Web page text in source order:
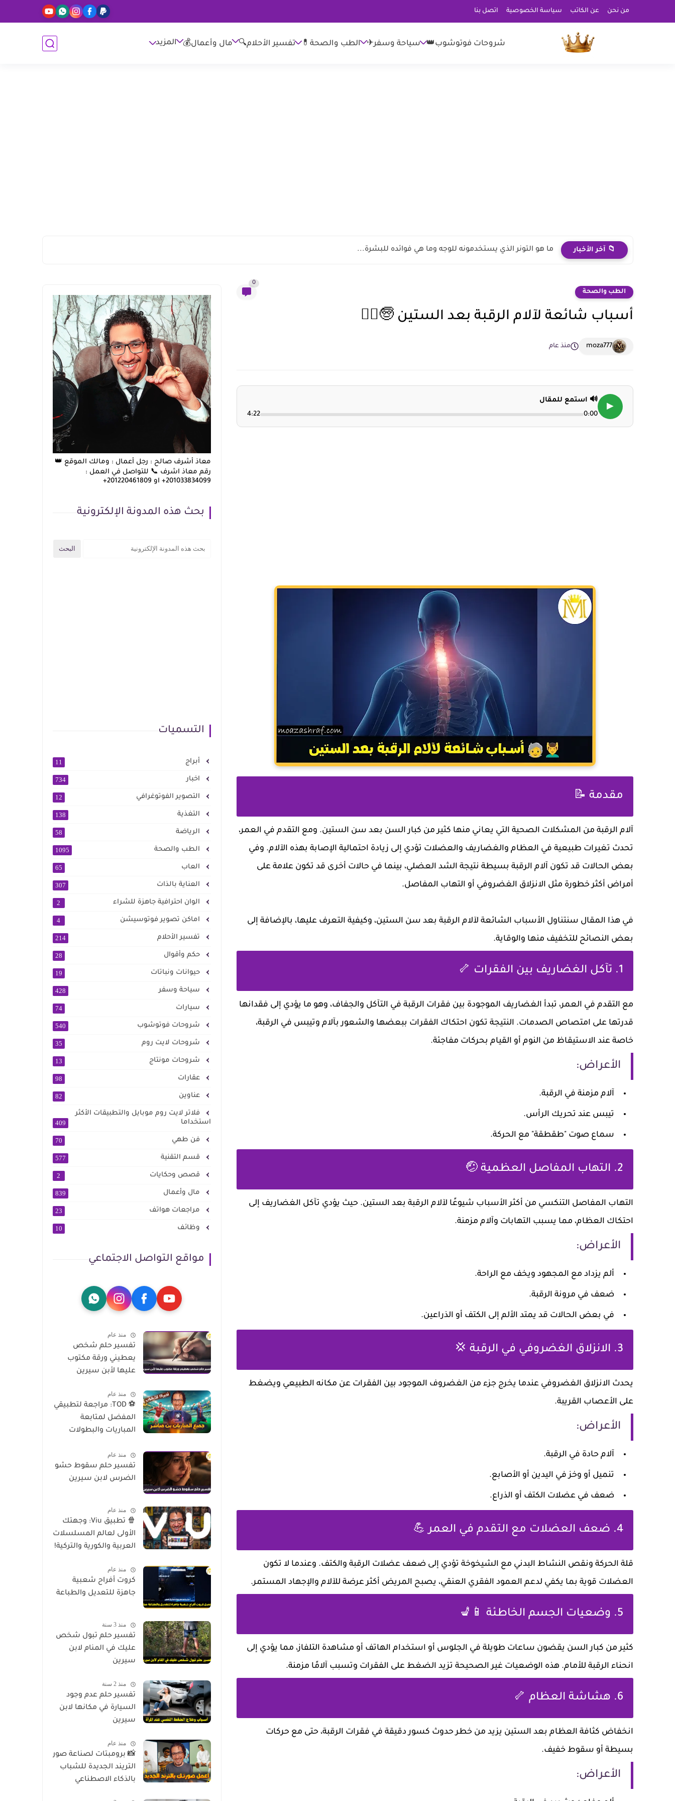
من نحن عن الكاتب سياسة الخصوصية اتصل بنا
شروحات فوتوشوب👑 سياحة وسفر✈ الطب والصحة💊 تفسير الأحلام🔍 مال وأعمال💰 المزيد
📁 آخر الأخبار ما هو التونر الذي يستخدمونه للوجه وما هي فوائده للبشرة...
الطب والصحة
0
أسباب شائعة لآلام الرقبة بعد الستين 🧓💆‍♂️
moza777 منذ عام
▶
🔊 استمع للمقال
0:00
4:22
مقدمة 📝
آلام الرقبة من المشكلات الصحية التي يعاني منها كثير من كبار السن بعد سن الستين. ومع التقدم في العمر،
تحدث تغيرات طبيعية في العظام والغضاريف والعضلات تؤدي إلى زيادة احتمالية الإصابة بهذه الآلام. وفي
بعض الحالات قد تكون آلام الرقبة بسيطة نتيجة الشد العضلي، بينما في حالات أخرى قد تكون علامة على
أمراض أكثر خطورة مثل الانزلاق الغضروفي أو التهاب المفاصل.
في هذا المقال سنتناول الأسباب الشائعة لآلام الرقبة بعد سن الستين، وكيفية التعرف عليها، بالإضافة إلى
بعض النصائح للتخفيف منها والوقاية.
1. تآكل الغضاريف بين الفقرات 🦴
مع التقدم في العمر، تبدأ الغضاريف الموجودة بين فقرات الرقبة في التآكل والجفاف، وهو ما يؤدي إلى فقدانها
قدرتها على امتصاص الصدمات. النتيجة تكون احتكاك الفقرات ببعضها والشعور بآلام وتيبس في الرقبة،
خاصة عند الاستيقاظ من النوم أو القيام بحركات مفاجئة.
الأعراض:
آلام مزمنة في الرقبة.
تيبس عند تحريك الرأس.
سماع صوت "طقطقة" مع الحركة.
2. التهاب المفاصل العظمية 🤕
التهاب المفاصل التنكسي من أكثر الأسباب شيوعًا لآلام الرقبة بعد الستين. حيث يؤدي تآكل الغضاريف إلى
احتكاك العظام، مما يسبب التهابات وآلام مزمنة.
الأعراض:
ألم يزداد مع المجهود ويخف مع الراحة.
ضعف في مرونة الرقبة.
في بعض الحالات قد يمتد الألم إلى الكتف أو الذراعين.
3. الانزلاق الغضروفي في الرقبة 💢
يحدث الانزلاق الغضروفي عندما يخرج جزء من الغضروف الموجود بين الفقرات عن مكانه الطبيعي ويضغط
على الأعصاب القريبة.
الأعراض:
آلام حادة في الرقبة.
تنميل أو وخز في اليدين أو الأصابع.
ضعف في عضلات الكتف أو الذراع.
4. ضعف العضلات مع التقدم في العمر 💪
قلة الحركة ونقص النشاط البدني مع الشيخوخة تؤدي إلى ضعف عضلات الرقبة والكتف. وعندما لا تكون
العضلات قوية بما يكفي لدعم العمود الفقري العنقي، يصبح المريض أكثر عرضة للآلام والإجهاد المستمر.
5. وضعيات الجسم الخاطئة 📱💺
كثير من كبار السن يقضون ساعات طويلة في الجلوس أو استخدام الهاتف أو مشاهدة التلفاز، مما يؤدي إلى
انحناء الرقبة للأمام. هذه الوضعيات غير الصحيحة تزيد الضغط على الفقرات وتسبب آلامًا مزمنة.
6. هشاشة العظام 🦴
انخفاض كثافة العظام بعد الستين يزيد من خطر حدوث كسور دقيقة في فقرات الرقبة، حتى مع حركات
بسيطة أو سقوط خفيف.
الأعراض:
معاذ أشرف صالح : رجل أعمال : ومالك الموقع 👑
رقم معاذ اشرف 📞 للتواصل في العمل :
201033834099+ او 201220461809+
بحث هذه المدونة الإلكترونية
التسميات
أبراج 11
اخبار 734
التصوير الفوتوغرافي 12
التغذية 138
الرياضة 58
الطب والصحة 1095
العاب 65
العناية بالذات 307
الوان احترافية جاهزة للشراء 2
اماكن تصوير فوتوسيشن 4
تفسير الأحلام 214
حكم وأقوال 28
حيوانات ونباتات 19
سياحة وسفر 428
سيارات 74
شروحات فوتوشوب 540
شروحات لايت روم 35
شروحات مونتاج 13
عقارات 98
عناوين 82
فلاتر لايت روم موبايل والتطبيقات الأكثر
استخداما
409
فن طهي 70
قسم التقنية 577
قصص وحكايات 2
مال وأعمال 839
مراجعات هواتف 23
وظائف 10
مواقع التواصل الاجتماعي
منذ عام
تفسير حلم شخص
يعطيني ورقة مكتوب
عليها لأبن سيرين
منذ عام
⚽ TOD: مراجعة لتطبيقي
المفضل لمتابعة
المباريات والبطولات
منذ عام
تفسير حلم سقوط حشو
الضرس لابن سيرين
منذ عام
🍿 تطبيق Viu: وجهتك
الأولى لعالم المسلسلات
العربية والكورية والتركية!
منذ عام
كروت أفراح شعبية
جاهزة للتعديل والطباعة
منذ 3 سنة
تفسير حلم تبول شخص
عليك في المنام لابن
سيرين
منذ 2 سنة
تفسير حلم عدم وجود
السيارة في مكانها لابن
سيرين
منذ عام
📸 برومبتات لصناعة صور
التريند الجديدة للشباب
بالذكاء الاصطناعي